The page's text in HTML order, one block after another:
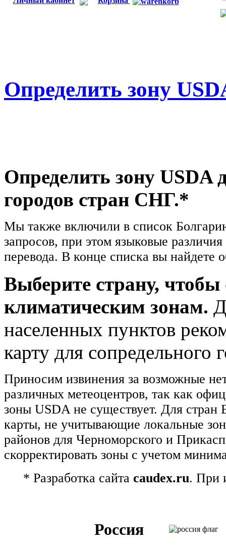
Определить зону
Определить зону USDA
городов стран СНГ.*
Мы также включили в список
запросов, при этом языковые
перевода. В конце списка вы
Выберите страну,
климатическим зонам.
населенных пунктов
карту для сопредельного
Приносим извинения за возможные
различных метеоцентров, так как
зоны USDA не существует. Для
карты, не учитывающие локальные
районов для Черноморского и
скорректировать зоны с учетом
* Разработка сайта caudex.ru. При
Россия